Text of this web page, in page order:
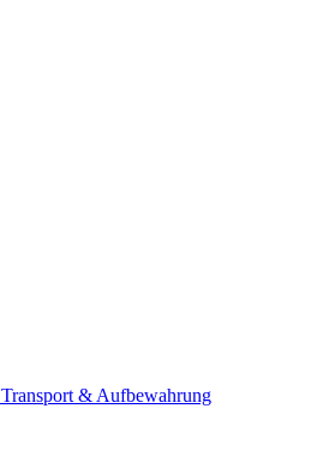
Transport & Aufbewahrung